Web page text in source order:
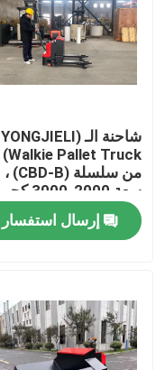
بيت
أشرطة فيديو
شاحنة الـ (YONGJIELI
Walkie Pallet Truck)
من سلسلة (CBD-B) ،
سعة 2000-3000 كجم،
مثالية للخدمات
اللوجستية للمخزن.
إرسال استفسار